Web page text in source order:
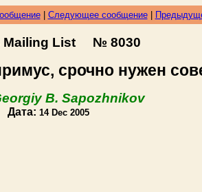
| Следующее сообщение|
Mailing List № 8030
срочно нужен
B. Sapozhnikov
Дата: 14 Dec 2005